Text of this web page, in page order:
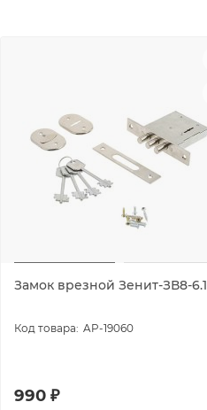
Замок врезной Зенит-ЗВ8-6.1
AP-19060
990 ₽